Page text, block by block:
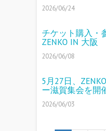
2026/06/24
チケット購入・
ZENKO IN 大阪
2026/06/08
5月27日、
ー滋賀集会を開
2026/06/03